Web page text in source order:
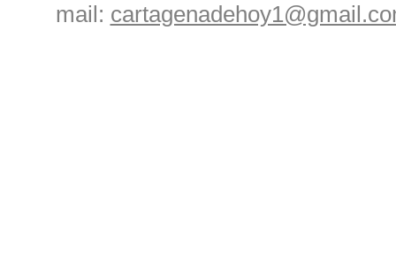
mail: